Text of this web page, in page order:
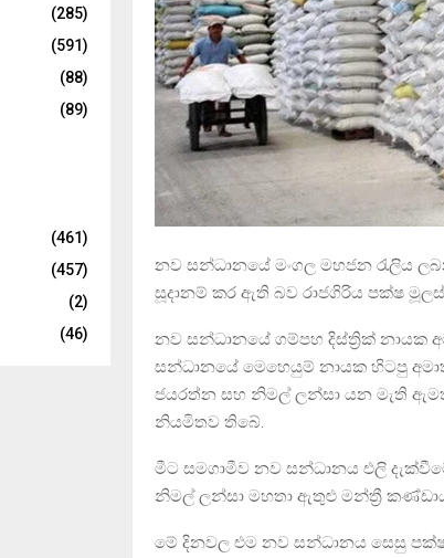
නව සන්ධානයේ මංගල මහජන රැලිය
සූදානම් කර ඇති බව රාජගිරිය පක්ෂ
නව සන්ධානයේ ගම්පහ දිස්ත්‍රික් නායක
සන්ධානයේ මෙහෙයුම් නායක හිටපු
ජයරත්න සහ නිමල් ලන්සා යන මැති
නියමිතව තිබේ.
මීට සමගාමීව නව සන්ධානය එලි
නිමල් ලන්සා මහතා ඇතුළු මන්ත්‍රී
මේ දිනවල එම නව සන්ධානය සෙසු
(285)
(591)
(88)
(89)
(461)
(457)
(2)
(46)